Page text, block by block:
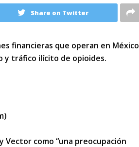
Share on Twitter
financieras que operan en México
y tráfico ilícito de opioides.
Vector como “una preocupación